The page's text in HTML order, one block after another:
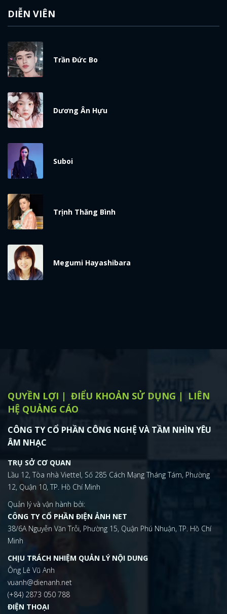
DIỄN VIÊN
Trần Đức Bo
Dương Ân Hựu
Suboi
Trịnh Thăng Bình
Megumi Hayashibara
QUYỀN LỢI ĐIỂU KHOẢN SỬ DỤNG
LIÊN
HỆ QUẢNG CÁO
CÔNG TY CỔ PHẦN CÔNG NGHỆ VÀ TẦM NHÌN YÊU
ÂM NHẠC
TRỤ SỞ CƠ QUAN
Lầu 12, Tòa nhà Viettel, Số 285 Cách Mạng Tháng Tám, Phường
12, Quận 10, TP. Hồ Chí Minh
Quản lý và vận hành bởi:
CÔNG TY CỔ PHẦN ĐIỆN ẢNH NET
38/6A Nguyễn Văn Trỗi, Phường 15, Quận Phú Nhuận, TP. Hồ Chí
Minh
CHỊU TRÁCH NHIỆM QUẢN LÝ NỘI DUNG
Ông Lê Vũ Anh
vuanh@dienanh.net
(+84) 2873 050 788
ĐIỆN THOẠI